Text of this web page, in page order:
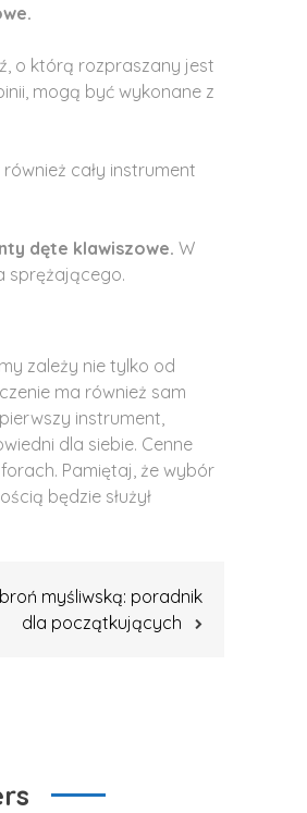
o którą rozpraszany jest
mogą być wykonane z
cały instrument
dęte klawiszowe. W
sprężającego.
zależy nie tylko od
ma również sam
instrument,
dla siebie. Cenne
Pamiętaj, że wybór
będzie służył
myśliwską: poradnik
dla początkujących